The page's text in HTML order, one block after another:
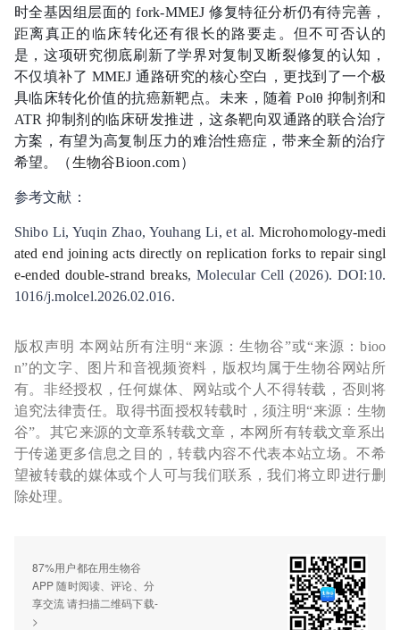
时全基因组层面的 fork-MMEJ 修复特征分析仍有待完善，
距离真正的临床转化还有很长的路要走。但不可否认的
是，这项研究彻底刷新了学界对复制叉断裂修复的认知，
不仅填补了 MMEJ 通路研究的核心空白，更找到了一个极
具临床转化价值的抗癌新靶点。未来，随着 Polθ 抑制剂和
ATR 抑制剂的临床研发推进，这条靶向双通路的联合治疗
方案，有望为高复制压力的难治性癌症，带来全新的治疗
希望。（生物谷Bioon.com）
参考文献：
Shibo Li, Yuqin Zhao, Youhang Li, et al. Microhomology-medi
ated end joining acts directly on replication forks to repair singl
e-ended double-strand breaks, Molecular Cell (2026). DOI:10.
1016/j.molcel.2026.02.016.
版权声明 本网站所有注明“来源：生物谷”或“来源：bioo
n”的文字、图片和音视频资料，版权均属于生物谷网站所
有。非经授权，任何媒体、网站或个人不得转载，否则将
追究法律责任。取得书面授权转载时，须注明“来源：生物
谷”。其它来源的文章系转载文章，本网所有转载文章系出
于传递更多信息之目的，转载内容不代表本站立场。不希
望被转载的媒体或个人可与我们联系，我们将立即进行删
除处理。
87%用户都在用生物谷
APP 随时阅读、评论、分
享交流 请扫描二维码下载-
>